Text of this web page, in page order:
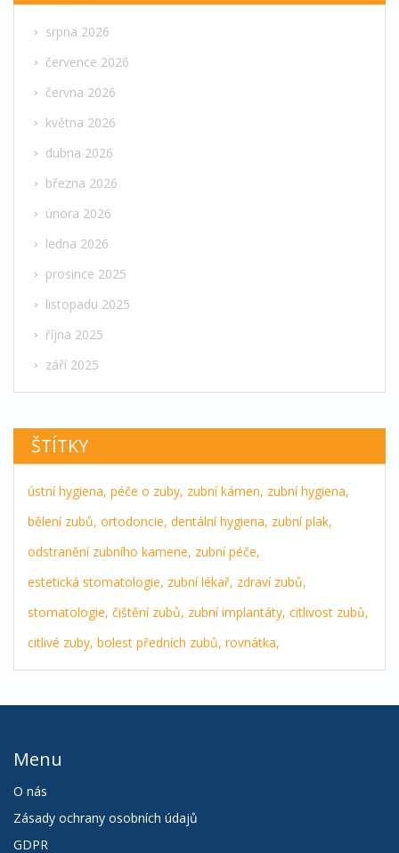
srpna 2026
července 2026
června 2026
května 2026
dubna 2026
března 2026
února 2026
ledna 2026
prosince 2025
listopadu 2025
října 2025
září 2025
ŠTÍTKY
ústní hygiena, péče o zuby, zubní kámen, zubní hygiena,
bělení zubů, ortodoncie, dentální hygiena, zubní plak,
odstranění zubního kamene, zubní péče,
estetická stomatologie, zubní lékař, zdraví zubů,
stomatologie, čištění zubů, zubní implantáty, citlivost zubů,
citlivé zuby, bolest předních zubů, rovnátka,
Menu
O nás
Zásady ochrany osobních údajů
GDPR